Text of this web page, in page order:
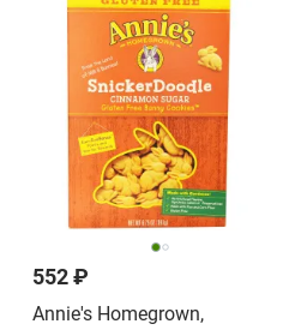
552 ₽
Annie's Homegrown,